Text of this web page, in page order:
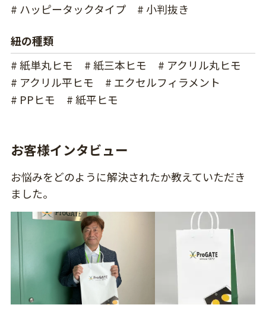
# ハッピータックタイプ
# 小判抜き
紐の種類
# 紙単丸ヒモ
# 紙三本ヒモ
# アクリル丸ヒモ
# アクリル平ヒモ
# エクセルフィラメント
# PPヒモ
# 紙平ヒモ
お客様インタビュー
お悩みをどのように解決されたか教えていただき
ました。